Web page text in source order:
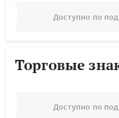
Доступно по
Торговые
Доступно по